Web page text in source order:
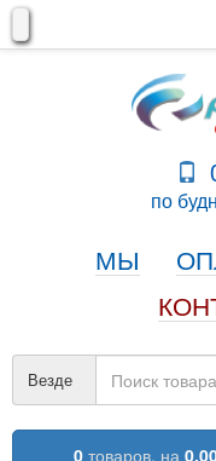
по
МЫ
Везде
0 товаров, на